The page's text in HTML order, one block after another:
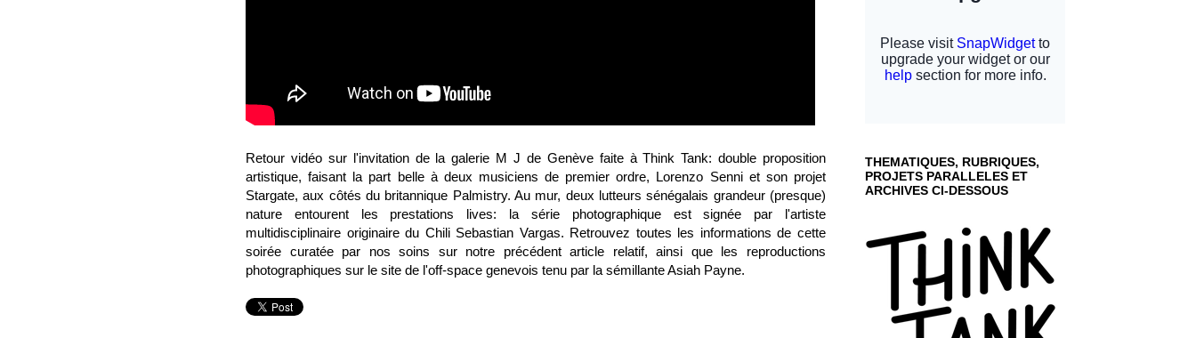
Retour vidéo sur l'invitation de la galerie M J de Genève faite à Think Tank: double proposition
artistique, faisant la part belle à deux musiciens de premier ordre, Lorenzo Senni et son projet
Stargate, aux côtés du britannique Palmistry. Au mur, deux lutteurs sénégalais grandeur (presque)
nature entourent les prestations lives: la série photographique est signée par l'artiste
multidisciplinaire originaire du Chili Sebastian Vargas. Retrouvez toutes les informations de cette
soirée curatée par nos soins sur notre précédentarticle relatif, ainsi que les reproductions
photographiques sur le site de l'off-space genevois tenu par la sémillante Asiah Payne.
THEMATIQUES, RUBRIQUES,
PROJETS PARALLELES ET
ARCHIVES CI-DESSOUS